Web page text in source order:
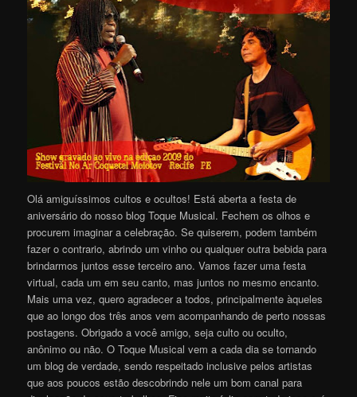
Olá amiguíssimos cultos e ocultos! Está aberta a festa de
aniversário do nosso blog Toque Musical. Fechem os olhos e
procurem imaginar a celebração. Se quiserem, podem também
fazer o contrario, abrindo um vinho ou qualquer outra bebida para
brindarmos juntos esse terceiro ano. Vamos fazer uma festa
virtual, cada um em seu canto, mas juntos no mesmo encanto.
Mais uma vez, quero agradecer a todos, principalmente àqueles
que ao longo dos três anos vem acompanhando de perto nossas
postagens. Obrigado a você amigo, seja culto ou oculto,
anônimo ou não. O Toque Musical vem a cada dia se tornando
um blog de verdade, sendo respeitado inclusive pelos artistas
que aos poucos estão descobrindo nele um bom canal para